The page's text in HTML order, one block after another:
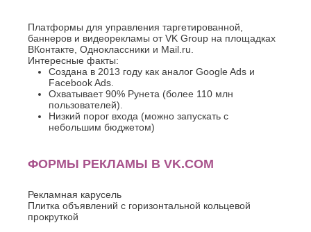
Махачкала
Миасс
Москва
Мурманск
Муром
Мытищи
Нальчик
Череповец
Черкесск
Ш
Шахты
Э
Электросталь
Энгельс
Платформы для управления таргетированной,
баннеров и видеорекламы от VK Group на площадках
ВКонтакте, Одноклассники и Mail.ru.
Интересные факты:
Создана в 2013 году как аналог Google Ads и
Facebook Ads.
Охватывает 90% Рунета (более 110 млн
пользователей).
Низкий порог входа (можно запускать с
небольшим бюджетом)
ФОРМЫ РЕКЛАМЫ В VK.COM
Рекламная карусель
Плитка объявлений с горизонтальной кольцевой
прокруткой